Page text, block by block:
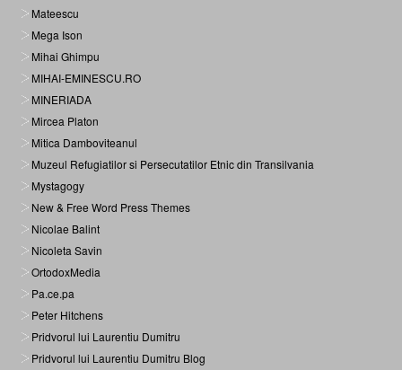
Mateescu
Mega Ison
Mihai Ghimpu
MIHAI-EMINESCU.RO
MINERIADA
Mircea Platon
Mitica Damboviteanul
Muzeul Refugiatilor si Persecutatilor Etnic din Transilvania
Mystagogy
New & Free Word Press Themes
Nicolae Balint
Nicoleta Savin
OrtodoxMedia
Pa.ce.pa
Peter Hitchens
Pridvorul lui Laurentiu Dumitru
Pridvorul lui Laurentiu Dumitru Blog